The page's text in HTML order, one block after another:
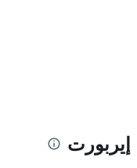
إيربورت